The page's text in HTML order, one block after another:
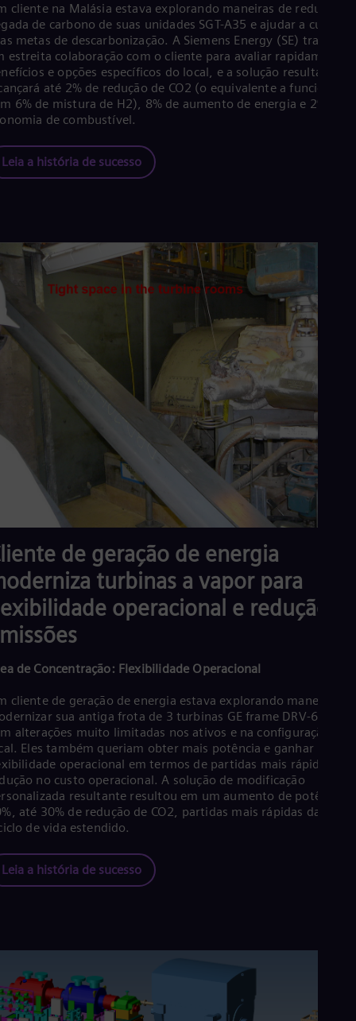
cliente na Malásia estava explorando maneiras de reduzir a
de carbono de suas unidades SGT-A35 e ajudar a cumprir
metas de descarbonização. A Siemens Energy (SE)
estreita colaboração com o cliente para avaliar rapidamente
e opções específicos do local, e a solução resultante
até 2% de redução de CO2 (o equivalente a funcionar
6% de mistura de H2), 8% de aumento de energia e 2% de
de combustível.
Leia a história de sucesso
de geração de energia
turbinas a vapor para
operacional e redução
de Concentração: Flexibilidade Operacional
cliente de geração de energia estava explorando maneiras de
sua antiga frota de 3 turbinas GE frame DRV-631 BFP
alterações muito limitadas nos ativos e na configuração do
Eles também queriam obter mais potência e ganhar mais
operacional em termos de partidas mais rápidas e
no custo operacional. A solução de modificação
resultante resultou em um aumento de potência
até 30% de redução de CO2, partidas mais rápidas da
de vida estendido.
Leia a história de sucesso